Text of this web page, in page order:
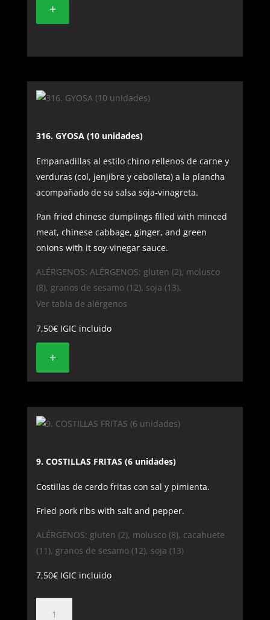
cantidad
+
316. GYOSA (10 unidades)
Empanadillas al estilo chino rellenos de carne y
verduras (col, jenjibre y cebolleta) a la plancha
acompañado de su salsa soja-vinagreta.
Pan fried chinese dumplings filled with minced
meat, chinese cabbage, ginger, and green
onions with it soy-vinegar sauce.
ALÉRGENOS: ALÉRGENOS: gluten (2), molusco
(8), granos de sesamo (12), soja (13).
Ver tabla de alérgenos
7,50€ IGIC incluido
+
9. COSTILLAS FRITAS (6 unidades)
Costillas de cerdo fritas con sal y pimienta.
Fried pork ribs with salt and pepper.
ALÉRGENOS: gluten (2), molusco (8), cacahuete
(11), granos de sesamo (12), soja (13)
7,50€ IGIC incluido